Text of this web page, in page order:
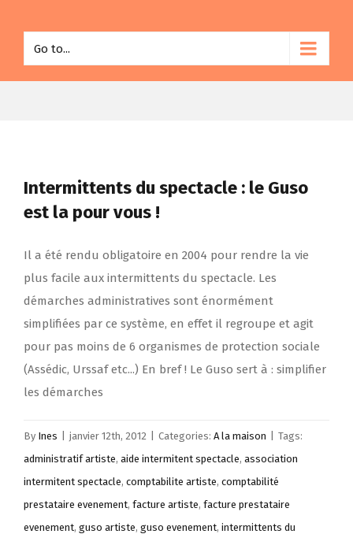
Go to...
Intermittents du spectacle : le Guso
est la pour vous !
Il a été rendu obligatoire en 2004 pour rendre la vie
plus facile aux intermittents du spectacle. Les
démarches administratives sont énormément
simplifiées par ce système, en effet il regroupe et agit
pour pas moins de 6 organismes de protection sociale
(Assédic, Urssaf etc...) En bref ! Le Guso sert à : simplifier
les démarches
By Ines janvier 12th, 2012 Categories: A la maison
Tags:
administratif artiste, aide intermitent spectacle, association
intermitent spectacle, comptabilite artiste, comptabilité
prestataire evenement, facture artiste, facture prestataire
evenement, guso artiste, guso evenement, intermittents du